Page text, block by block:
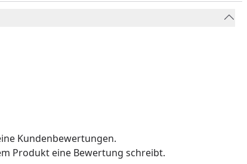
Kundenbewertungen.
Produkt eine Bewertung schreibt.